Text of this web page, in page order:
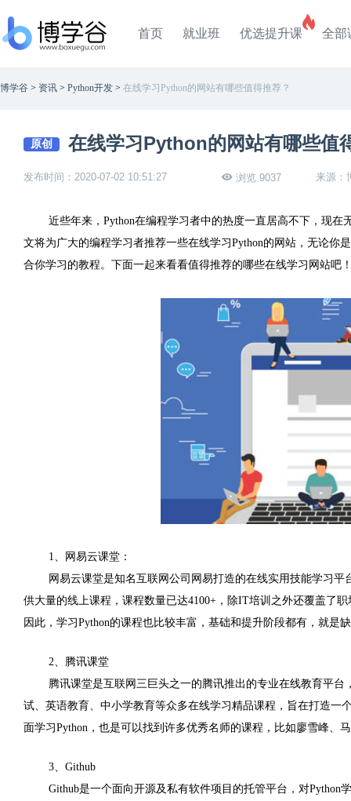
首页 就业班 优选提升课 全部
博学谷 > 资讯 > Python开发 > 在线学习Python的网站有哪些值得推荐？
原创 在线学习Python的网站有哪些值
发布时间：2020-07-02 10:51:27 浏览 9037 来源：
近些年来， Python在编程学习者中的热度一直居高不下，现在
文将为广大的编程学习者推荐一些在线学习 Python的网站，无论你
合你学习的教程。下面一起来看看值得推荐的哪些在线学习网站吧
1、网易云课堂：
网易云课堂是知名互联网公司网易打造的在线实用技能学习平
供大量的线上课程，课程数量已达4100+ ，除IT培训之外还覆盖了
因此，学习 Python的课程也比较丰富，基础和提升阶段都有，就是
2、腾讯课堂
腾讯课堂是互联网三巨头之一的腾讯推出的专业在线教育平
试、英语教育、中小学教育等众多在线学习精品课程，旨在打造
面学习 Python ，也是可以找到许多优秀名师的课程，比如廖雪峰、
3、 Github
Github是一个面向开源及私有软件项目的托管平台，对Python